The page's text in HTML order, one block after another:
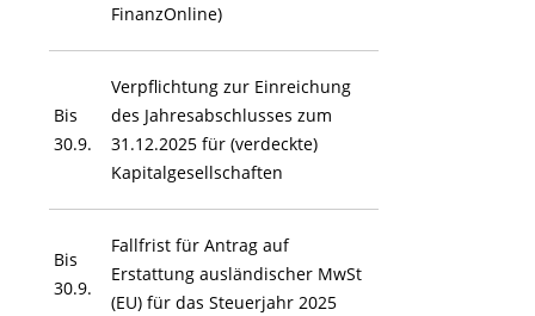
FinanzOnline)
Bis
30.9.
Verpflichtung zur Einreichung
des Jahresabschlusses zum
31.12.2025 für (verdeckte)
Kapitalgesellschaften
Bis
30.9.
Fallfrist für Antrag auf
Erstattung ausländischer MwSt
(EU) für das Steuerjahr 2025